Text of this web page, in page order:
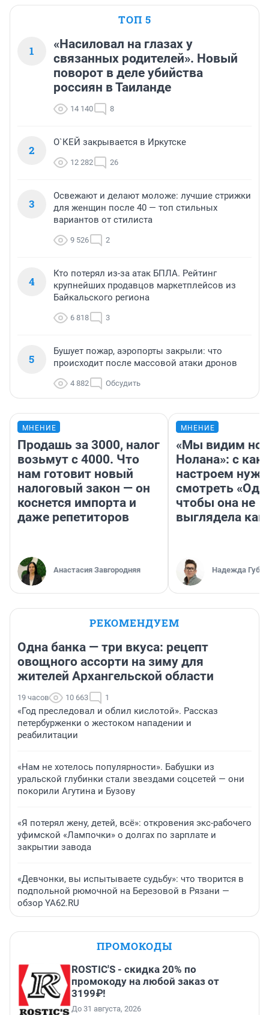
ТОП 5
1
«Насиловал на глазах у
связанных родителей». Новый
поворот в деле убийства
россиян в Таиланде
14 140 8
2
О`КЕЙ закрывается в Иркутске
12 282 26
3
Освежают и делают моложе: лучшие стрижки
для женщин после 40 — топ стильных
вариантов от стилиста
9 526 2
4
Кто потерял из-за атак БПЛА. Рейтинг
крупнейших продавцов маркетплейсов из
Байкальского региона
6 818 3
5
Бушует пожар, аэропорты закрыли: что
происходит после массовой атаки дронов
4 882 Обсудить
МНЕНИЕ
Продашь за 3000, налог
возьмут с 4000. Что
нам готовит новый
налоговый закон — он
коснется импорта и
даже репетиторов
Анастасия Завгородняя
МНЕНИЕ
«Мы видим
Нолана»: с
настроем
смотреть
чтобы она не
выглядела как
Надежда
РЕКОМЕНДУЕМ
Одна банка — три вкуса: рецепт
овощного ассорти на зиму для
жителей Архангельской области
19 часов 10 663 1
«Год преследовал и облил кислотой». Рассказ
петербурженки о жестоком нападении и
реабилитации
«Нам не хотелось популярности». Бабушки из
уральской глубинки стали звездами соцсетей — они
покорили Агутина и Бузову
«Я потерял жену, детей, всё»: откровения экс-рабочего
уфимской «Лампочки» о долгах по зарплате и
закрытии завода
«Девчонки, вы испытываете судьбу»: что творится в
подпольной рюмочной на Березовой в Рязани —
обзор YA62.RU
ПРОМОКОДЫ
ROSTIC'S - скидка 20% по
промокоду на любой заказ от
3199₽!
До 31 августа, 2026